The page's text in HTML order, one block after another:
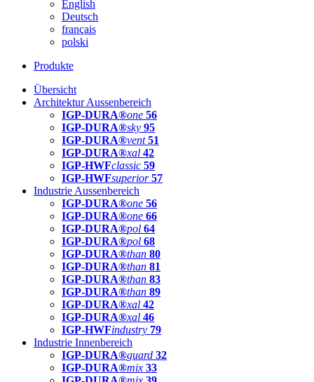
English
Deutsch
français
polski
Produkte
Übersicht
Architektur Aussenbereich
IGP-DURA®one 56
IGP-DURA®sky 95
IGP-DURA®vent 51
IGP-DURA®xal 42
IGP-HWFclassic 59
IGP-HWFsuperior 57
Industrie Aussenbereich
IGP-DURA®one 56
IGP-DURA®one 66
IGP-DURA®pol 64
IGP-DURA®pol 68
IGP-DURA®than 80
IGP-DURA®than 81
IGP-DURA®than 83
IGP-DURA®than 89
IGP-DURA®xal 42
IGP-DURA®xal 46
IGP-HWFindustry 79
Industrie Innenbereich
IGP-DURA®guard 32
IGP-DURA®mix 33